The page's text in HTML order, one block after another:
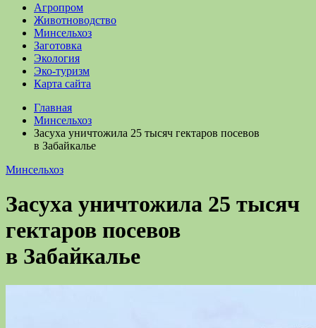
Агропром
Животноводство
Минсельхоз
Заготовка
Экология
Эко-туризм
Карта сайта
Главная
Минсельхоз
Засуха уничтожила 25 тысяч гектаров посевов
в Забайкалье
Минсельхоз
Засуха уничтожила 25 тысяч
гектаров посевов
в Забайкалье